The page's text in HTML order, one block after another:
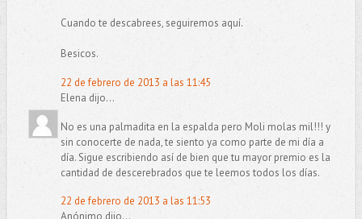
Cuando te descabrees, seguiremos aquí.
Besicos.
22 de febrero de 2013 a las 11:45
Elena dijo...
No es una palmadita en la espalda pero Moli molas mil!!! y
sin conocerte de nada, te siento ya como parte de mi día a
día. Sigue escribiendo así de bien que tu mayor premio es la
cantidad de descerebrados que te leemos todos los días.
22 de febrero de 2013 a las 11:53